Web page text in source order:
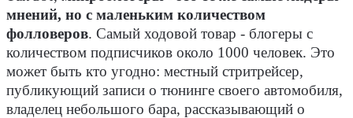
мнений, но с маленьким количеством
фолловеров. Самый ходовой товар - блогеры с
количеством подписчиков около 1000 человек. Это
может быть кто угодно: местный стритрейсер,
публикующий записи о тюнинге своего автомобиля,
владелец небольшого бара, рассказывающий о